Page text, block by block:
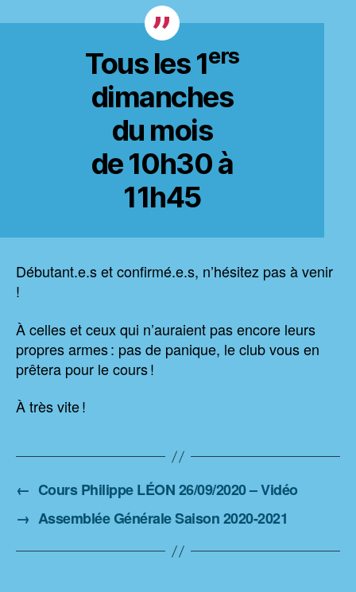
Tous les 1ers
dimanches
du mois
de 10h30 à
11h45
Débutant.e.s et confirmé.e.s, n’hésitez pas à venir
!
À celles et ceux qui n’auraient pas encore leurs
propres armes : pas de panique, le club vous en
prêtera pour le cours !
À très vite !
← Cours Philippe LÉON 26/09/2020 – Vidéo
→ Assemblée Générale Saison 2020-2021